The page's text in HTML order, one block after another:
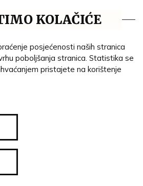
KOLAČIĆE
posjećenosti naših stranica
poboljšanja stranica. Statistika se
pristajete na korištenje